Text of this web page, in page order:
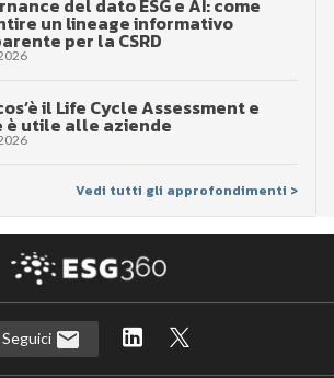
un lineage informativo
per la CSRD
il Life Cycle Assessment e
è utile alle aziende
Vedi tutti gli approfondimenti >
Seguici